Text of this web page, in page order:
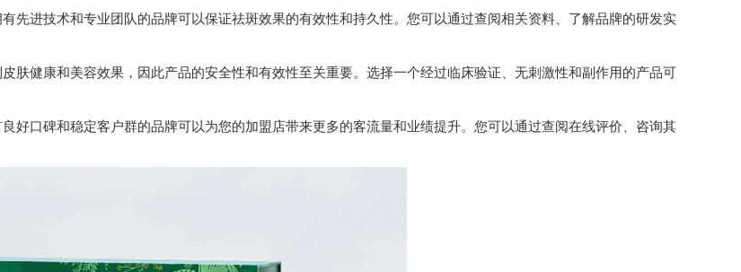
进技术和专业团队的品牌可以保证祛斑效果的有效性和持久性。您可以通过查阅相关资料、了解品牌的研发实
健康和美容效果，因此产品的安全性和有效性至关重要。选择一个经过临床验证、无刺激性和副作用的产品可
口碑和稳定客户群的品牌可以为您的加盟店带来更多的客流量和业绩提升。您可以通过查阅在线评价、咨询其